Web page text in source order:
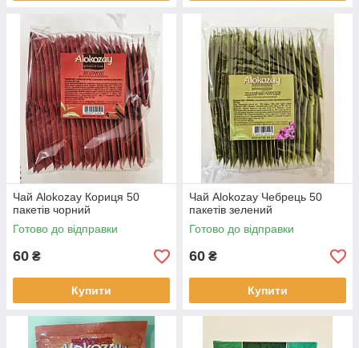
Чай Alokozay Кориця 50
пакетів чорний
Готово до відправки
60 ₴
Купити
Чай Alokozay Чебрець 50
пакетів зелений
Готово до відправки
60 ₴
Купити